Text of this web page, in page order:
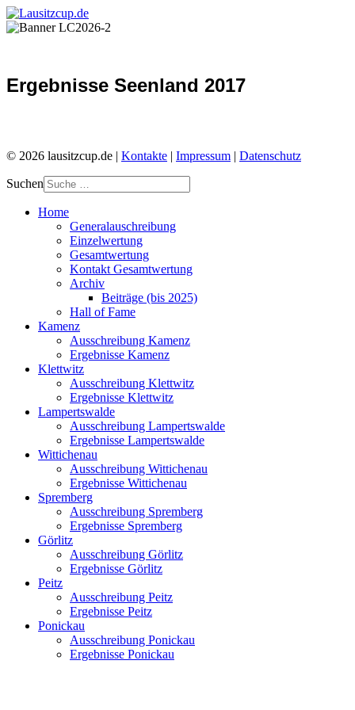
Ergebnisse Seenland 2017
© 2026 lausitzcup.de | Kontakte | Impressum | Datenschutz
Suchen
Home
Generalauschreibung
Einzelwertung
Gesamtwertung
Kontakt Gesamtwertung
Archiv
Beiträge (bis 2025)
Hall of Fame
Kamenz
Ausschreibung Kamenz
Ergebnisse Kamenz
Klettwitz
Ausschreibung Klettwitz
Ergebnisse Klettwitz
Lampertswalde
Ausschreibung Lampertswalde
Ergebnisse Lampertswalde
Wittichenau
Ausschreibung Wittichenau
Ergebnisse Wittichenau
Spremberg
Ausschreibung Spremberg
Ergebnisse Spremberg
Görlitz
Ausschreibung Görlitz
Ergebnisse Görlitz
Peitz
Ausschreibung Peitz
Ergebnisse Peitz
Ponickau
Ausschreibung Ponickau
Ergebnisse Ponickau